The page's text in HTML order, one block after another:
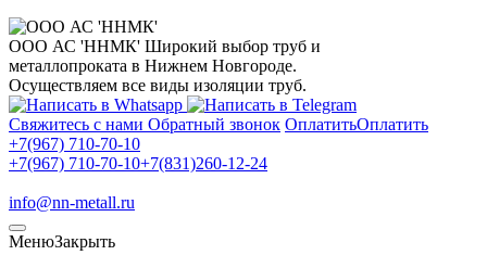
ООО АС 'ННМК' Широкий выбор труб и
металлопроката в Нижнем Новгороде.
Осуществляем все виды изоляции труб.
Свяжитесь с нами Обратный звонок ОплатитьОплатить
+7(967) 710-70-10
+7(967) 710-70-10+7(831)260-12-24
info@nn-metall.ru
МенюЗакрыть